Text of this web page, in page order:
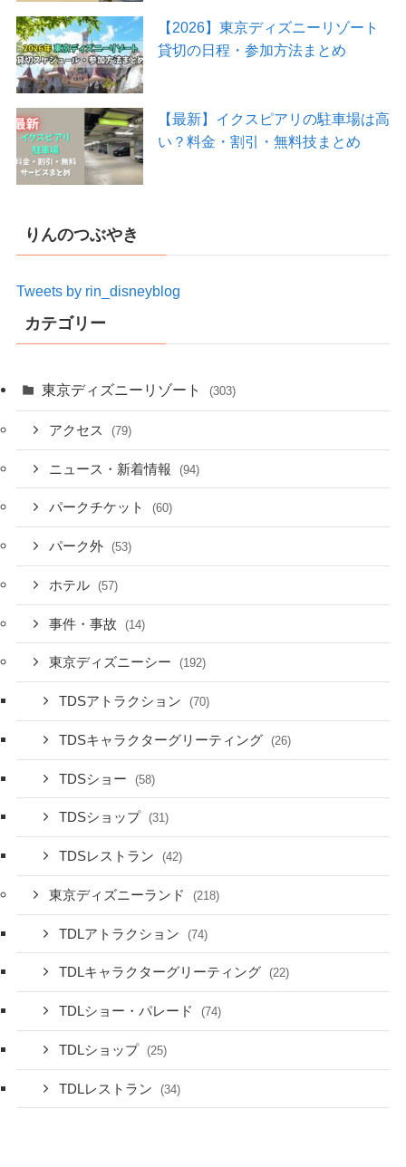
【2026】東京ディズニーリゾート
貸切の日程・参加方法まとめ
【最新】イクスピアリの駐車場は高
い？料金・割引・無料技まとめ
りんのつぶやき
Tweets by rin_disneyblog
カテゴリー
東京ディズニーリゾート (303)
アクセス (79)
ニュース・新着情報 (94)
パークチケット (60)
パーク外 (53)
ホテル (57)
事件・事故 (14)
東京ディズニーシー (192)
TDSアトラクション (70)
TDSキャラクターグリーティング (26)
TDSショー (58)
TDSショップ (31)
TDSレストラン (42)
東京ディズニーランド (218)
TDLアトラクション (74)
TDLキャラクターグリーティング (22)
TDLショー・パレード (74)
TDLショップ (25)
TDLレストラン (34)